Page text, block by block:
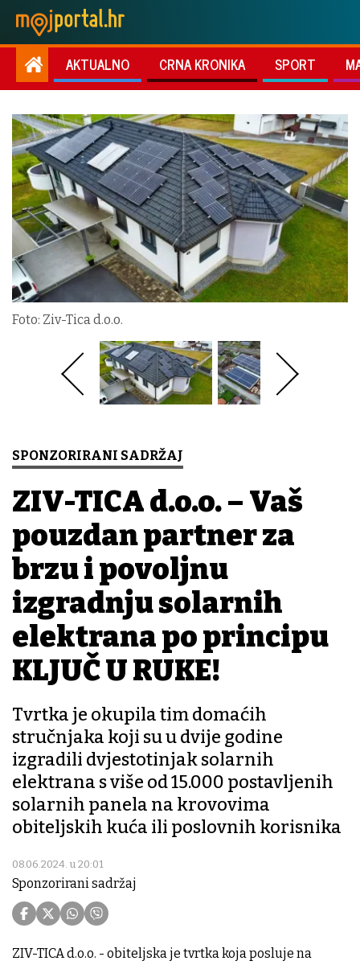
AKTUALNO CRNA KRONIKA SPORT
Foto: Ziv-Tica d.o.o.
SPONZORIRANI SADRŽAJ
ZIV-TICA d.o.o. – Vaš
pouzdan partner za
brzu i povoljnu
izgradnju solarnih
elektrana po principu
KLJUČ U RUKE!
Tvrtka je okupila tim domaćih
stručnjaka koji su u dvije godine
izgradili dvjestotinjak solarnih
elektrana s više od 15.000 postavljenih
solarnih panela na krovovima
obiteljskih kuća ili poslovnih korisnika
08.06.2024. u 20:01
Sponzorirani sadržaj
ZIV-TICA d.o.o. - obiteljska je tvrtka koja posluje na